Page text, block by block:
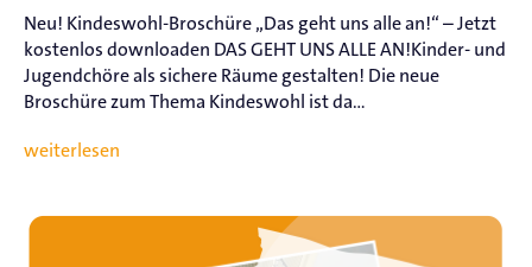
Neu! Kindeswohl-Broschüre „Das geht uns alle an!“ – Jetzt
kostenlos downloaden DAS GEHT UNS ALLE AN!Kinder- und
Jugendchöre als sichere Räume gestalten! Die neue
Broschüre zum Thema Kindeswohl ist da...
weiterlesen